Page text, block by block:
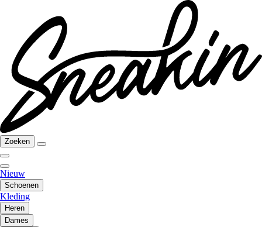
Zoeken
Nieuw
Schoenen
Kleding
Heren
Dames